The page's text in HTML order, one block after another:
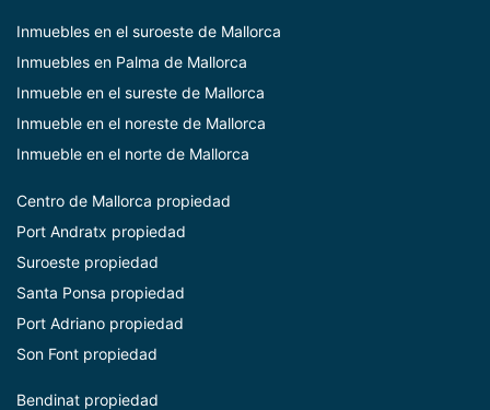
Inmuebles en el suroeste de Mallorca
Inmuebles en Palma de Mallorca
Inmueble en el sureste de Mallorca
Inmueble en el noreste de Mallorca
Inmueble en el norte de Mallorca
Centro de Mallorca propiedad
Port Andratx propiedad
Suroeste propiedad
Santa Ponsa propiedad
Port Adriano propiedad
Son Font propiedad
Bendinat propiedad